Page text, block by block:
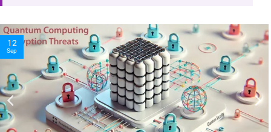
10
Nov